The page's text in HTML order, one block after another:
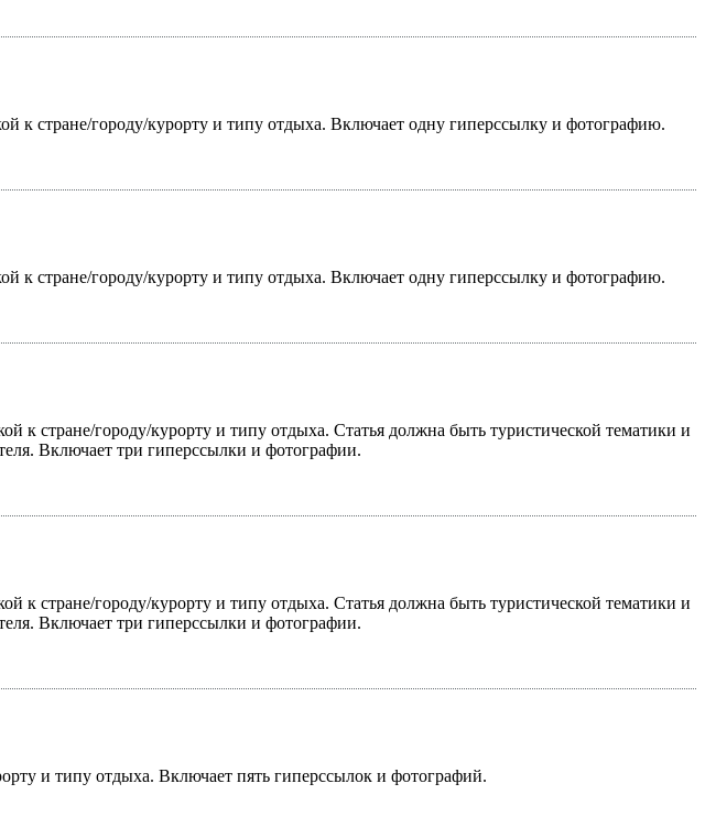
к стране/городу/курорту и типу отдыха. Включает одну гиперссылку и фотографию.
к стране/городу/курорту и типу отдыха. Включает одну гиперссылку и фотографию.
к стране/городу/курорту и типу отдыха. Статья должна быть туристической тематики и
Включает три гиперссылки и фотографии.
к стране/городу/курорту и типу отдыха. Статья должна быть туристической тематики и
Включает три гиперссылки и фотографии.
и типу отдыха. Включает пять гиперссылок и фотографий.